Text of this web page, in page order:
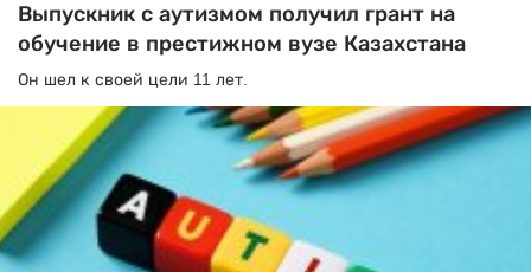
Выпускник с аутизмом получил грант на
обучение в престижном вузе Казахстана
Он шел к своей цели 11 лет.